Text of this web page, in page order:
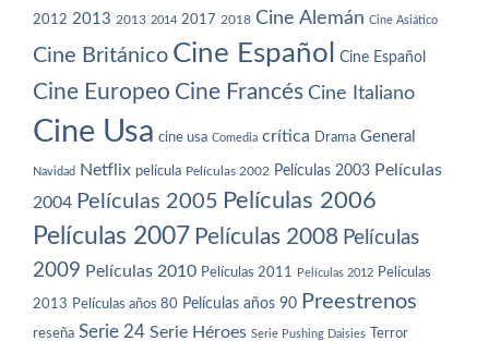
2012 2013 2013 2014 2017 2018 Cine Alemán Cine Asiático
Cine Británico Cine Español Cine Español
Cine Europeo Cine Francés Cine Italiano
Cine Usa cine usa Comedia crítica Drama General
Navidad Netflix película Películas 2002 Películas 2003 Películas
2004 Películas 2005 Películas 2006
Películas 2007 Películas 2008 Películas
2009 Películas 2010 Películas 2011 Películas 2012 Películas
2013 Películas años 80 Películas años 90 Preestrenos
reseña Serie 24 Serie Héroes Serie Pushing Daisies Terror